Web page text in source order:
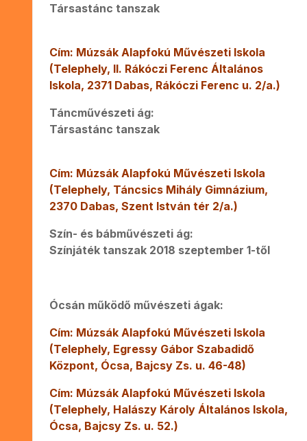
Társastánc tanszak
Cím: Múzsák Alapfokú Művészeti Iskola
(Telephely, II. Rákóczi Ferenc Általános
Iskola, 2371 Dabas, Rákóczi Ferenc u. 2/a.)
Táncművészeti ág:
Társastánc tanszak
Cím: Múzsák Alapfokú Művészeti Iskola
(Telephely, Táncsics Mihály Gimnázium,
2370 Dabas, Szent István tér 2/a.)
Szín- és bábművészeti ág:
Színjáték tanszak 2018 szeptember 1-től
Ócsán működő művészeti ágak:
Cím: Múzsák Alapfokú Művészeti Iskola
(Telephely, Egressy Gábor Szabadidő
Központ, Ócsa, Bajcsy Zs. u. 46-48)
Cím: Múzsák Alapfokú Művészeti Iskola
(Telephely, Halászy Károly Általános Iskola,
Ócsa, Bajcsy Zs. u. 52.)